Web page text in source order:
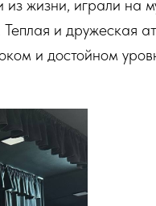
жизни, играли на
Теплая и дружеская
и достойном